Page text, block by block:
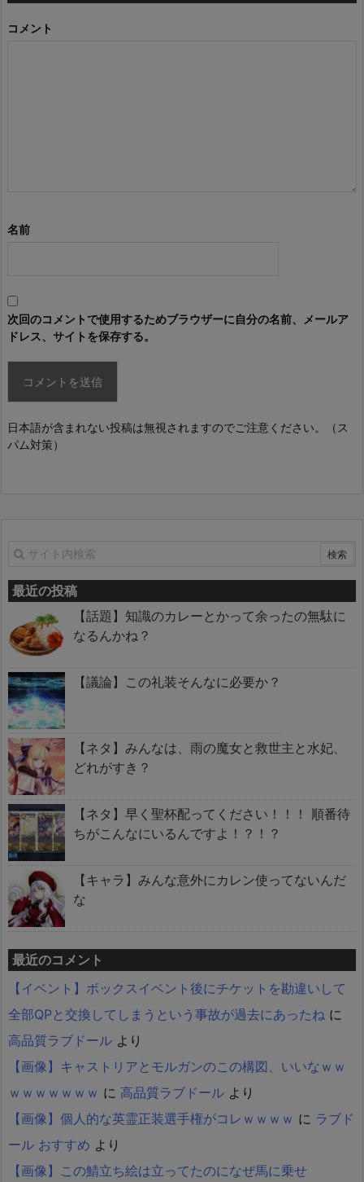
コメント
名前
次回のコメントで使用するためブラウザーに自分の名前、メールア
ドレス、サイトを保存する。
日本語が含まれない投稿は無視されますのでご注意ください。（ス
パム対策）
最近の投稿
【話題】知識のカレーとかって余ったの無駄に
なるんかね？
【議論】この礼装そんなに必要か？
【ネタ】みんなは、雨の魔女と救世主と水妃、
どれがすき？
【ネタ】早く聖杯配ってください！！！ 順番待
ちがこんなにいるんですよ！？！？
【キャラ】みんな意外にカレン使ってないんだ
な
最近のコメント
【イベント】ボックスイベント後にチケットを勘違いして
全部QPと交換してしまうという事故が過去にあったね に
高品質ラブドール より
【画像】キャストリアとモルガンのこの構図、いいなｗｗ
ｗｗｗｗｗｗｗ に 高品質ラブドール より
【画像】個人的な英霊正装選手権がコレｗｗｗｗ に ラブド
ール おすすめ より
【画像】この鯖立ち絵は立ってたのになぜ馬に乗せ